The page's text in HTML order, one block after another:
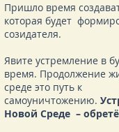
Пришло время
которая будет
созидателя.
Явите устремление в
время. Продолжение
среде это путь к
самоуничтожению.
Новой Среде –